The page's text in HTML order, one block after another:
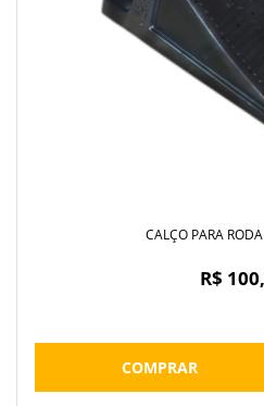
CALÇO PARA
R$
COMPRAR